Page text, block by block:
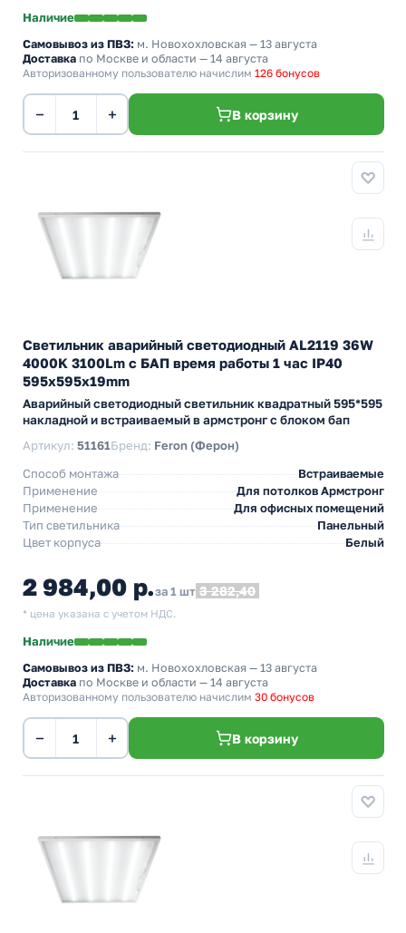
Наличие
Самовывоз из ПВЗ: м. Новохохловская — 13 августа
Доставка по Москве и области — 14 августа
Авторизованному пользователю начислим 126 бонусов
− + В корзину
Светильник аварийный светодиодный AL2119 36W
4000K 3100Lm с БАП время работы 1 час IP40
595x595x19mm
Аварийный светодиодный светильник квадратный 595*595
накладной и встраиваемый в армстронг с блоком бап
Артикул: 51161Бренд: Feron (Ферон)
Способ монтажа
Встраиваемые
Применение
Для потолков Армстронг
Применение
Для офисных помещений
Тип светильника
Панельный
Цвет корпуса
Белый
2 984,00 р.за 1 шт 3 282,40
* цена указана с учетом НДС.
Наличие
Самовывоз из ПВЗ: м. Новохохловская — 13 августа
Доставка по Москве и области — 14 августа
Авторизованному пользователю начислим 30 бонусов
− + В корзину